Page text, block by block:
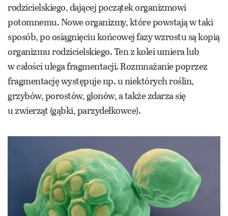
rodzicielskiego, dającej początek organizmowi
potomnemu. Nowe organizmy, które powstają w taki
sposób, po osiągnięciu końcowej fazy wzrostu są kopią
organizmu rodzicielskiego. Ten z kolei umiera lub
w całości ulega fragmentacji. Rozmnażanie poprzez
fragmentację występuje np. u niektórych roślin,
grzybów, porostów, glonów, a także zdarza się
u zwierząt (gąbki, parzydełkowce).